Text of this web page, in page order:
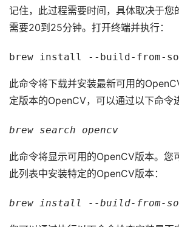
记住，此过程需要时间，具体取决于您
需要20到25分钟。打开终端并执行：
brew install --build-from-
此命令将下载并安装最新可用的
定版本的OpenCV，可以通过以下命令
brew search opencv
此命令将显示可用的OpenCV版本。您
此列表中安装特定的OpenCV版本：
brew install --build-from-